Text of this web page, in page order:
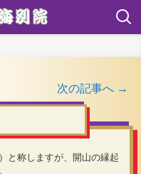
次の記事へ →
と称しますが、開山の縁起